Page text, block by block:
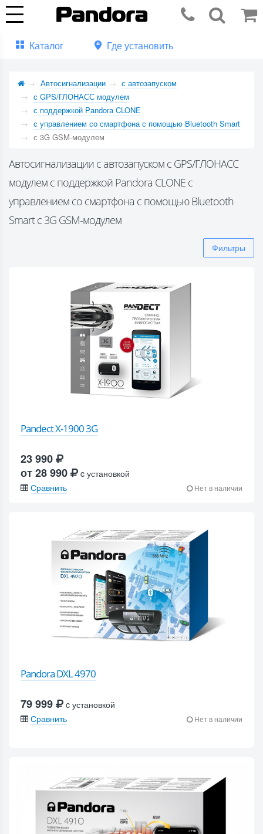
Каталог Где установить
Автосигнализации
с автозапуском
с GPS/ГЛОНАСС модулем
с поддержкой Pandora CLONE
с управлением со смартфона с помощью Bluetooth Smart
с 3G GSM-модулем
Автосигнализации с автозапуском с GPS/ГЛОНАСС
модулем с поддержкой Pandora CLONE с
управлением со смартфона с помощью Bluetooth
Smart с 3G GSM-модулем
Фильтры
Pandect X-1900 3G
23 990
от 28 990
c установкой
Сравнить
Нет в наличии
Pandora DXL 4970
79 999
c установкой
Сравнить
Нет в наличии